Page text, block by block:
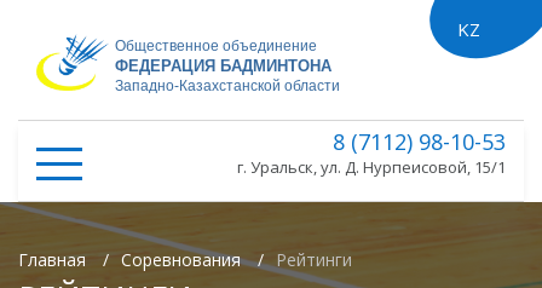
Общественное объединение
ФЕДЕРАЦИЯ БАДМИНТОНА
Западно-Казахстанской области
ru
KZ
8 (7112) 98-10-53
г. Уральск, ул. Д. Нурпеисовой, 15/1
Главная / Соревнования / Рейтинги